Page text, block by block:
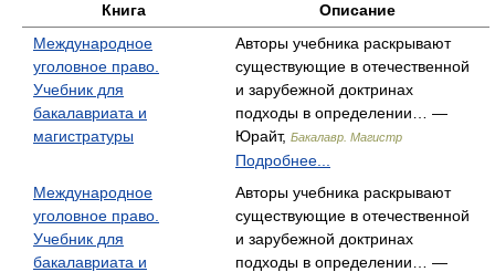
Книга
Описание
Международное
уголовное право.
Учебник для
бакалавриата и
магистратуры
Авторы учебника раскрывают
существующие в отечественной
и зарубежной доктринах
подходы в определении… —
Юрайт, Бакалавр. Магистр
Подробнее...
Международное
уголовное право.
Учебник для
бакалавриата и
Авторы учебника раскрывают
существующие в отечественной
и зарубежной доктринах
подходы в определении… —